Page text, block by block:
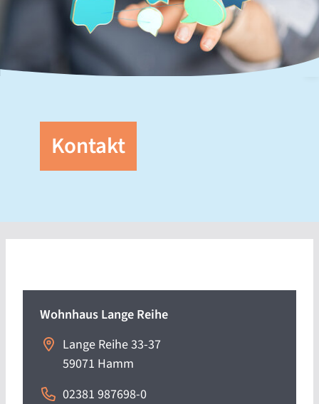
Kontakt
Wohnhaus Lange Reihe
Lange Reihe 33-37
59071 Hamm
02381 987698-0